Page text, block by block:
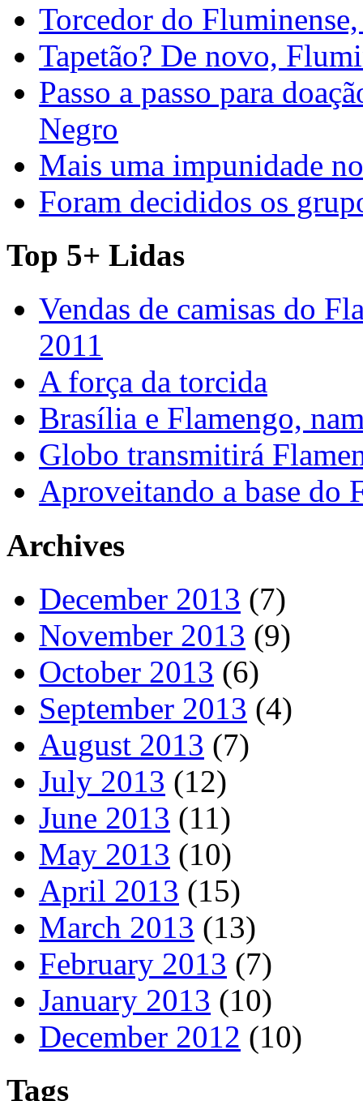
Torcedor do
Tapetão? De novo,
Passo a passo para
Negro
Mais uma impunidade
Foram decididos os
Top 5+ Lidas
Vendas de camisas do
2011
A força da torcida
Brasília e Flamengo,
Globo transmitirá
Aproveitando a base do
Archives
December 2013 (7)
November 2013 (9)
October 2013 (6)
September 2013 (4)
August 2013 (7)
July 2013 (12)
June 2013 (11)
May 2013 (10)
April 2013 (15)
March 2013 (13)
February 2013 (7)
January 2013 (10)
December 2012 (10)
Tags